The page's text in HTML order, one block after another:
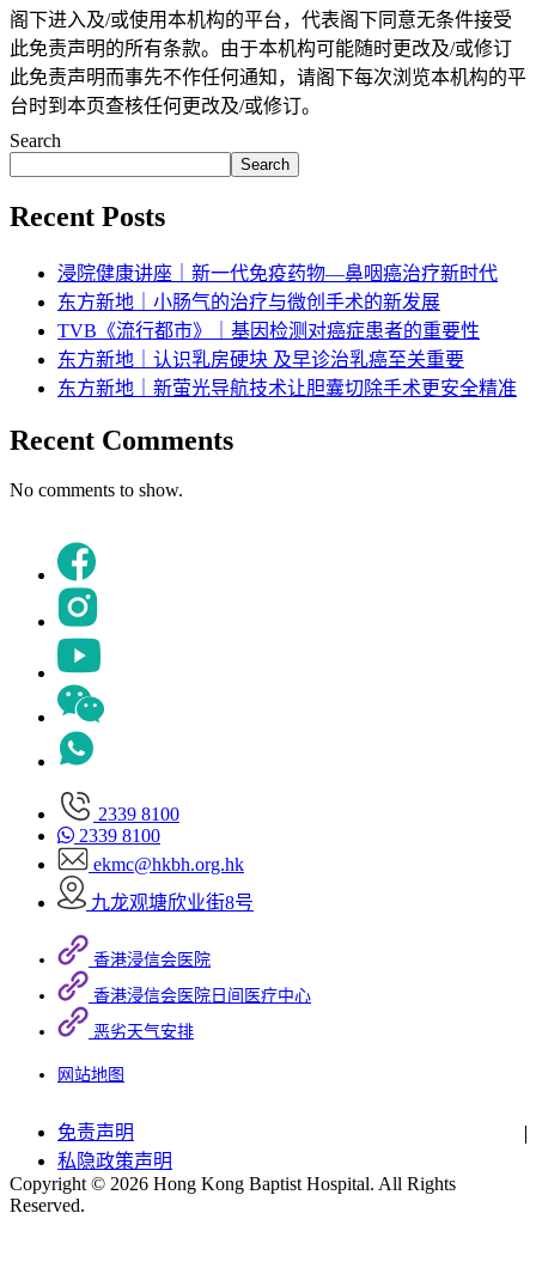
阁下进入及/或使用本机构的平台，代表阁下同意无条件接受
此免责声明的所有条款。由于本机构可能随时更改及/或修订
此免责声明而事先不作任何通知，请阁下每次浏览本机构的平
台时到本页查核任何更改及/或修订。
Search
Search
Recent Posts
浸院健康讲座｜新一代免疫药物—鼻咽癌治疗新时代
东方新地｜小肠气的治疗与微创手术的新发展
TVB《流行都市》｜基因检测对癌症患者的重要性
东方新地｜认识乳房硬块 及早诊治乳癌至关重要
东方新地｜新萤光导航技术让胆囊切除手术更安全精准
Recent Comments
No comments to show.
2339 8100
2339 8100
ekmc@hkbh.org.hk
九龙观塘欣业街8号
香港浸信会医院
香港浸信会医院日间医疗中心
恶劣天气安排
网站地图
Copyright © 2026 Hong Kong Baptist Hospital. All Rights
Reserved.
免责声明
私隐政策声明